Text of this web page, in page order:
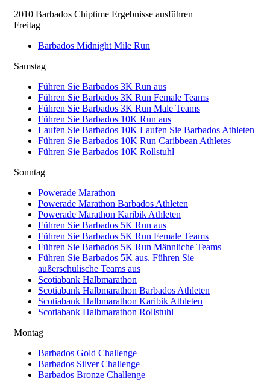
2010 Barbados Chiptime Ergebnisse ausführen
Freitag
Barbados Midnight Mile Run
Samstag
Führen Sie Barbados 3K Run aus
Führen Sie Barbados 3K Run Female Teams
Führen Sie Barbados 3K Run Male Teams
Führen Sie Barbados 10K Run aus
Laufen Sie Barbados 10K Laufen Sie Barbados Athleten
Führen Sie Barbados 10K Run Caribbean Athletes
Führen Sie Barbados 10K Rollstuhl
Sonntag
Powerade Marathon
Powerade Marathon Barbados Athleten
Powerade Marathon Karibik Athleten
Führen Sie Barbados 5K Run aus
Führen Sie Barbados 5K Run Female Teams
Führen Sie Barbados 5K Run Männliche Teams
Führen Sie Barbados 5K aus. Führen Sie
außerschulische Teams aus
Scotiabank Halbmarathon
Scotiabank Halbmarathon Barbados Athleten
Scotiabank Halbmarathon Karibik Athleten
Scotiabank Halbmarathon Rollstuhl
Montag
Barbados Gold Challenge
Barbados Silver Challenge
Barbados Bronze Challenge